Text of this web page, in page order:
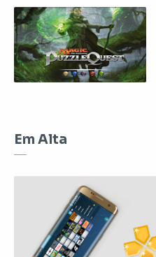
Em Alta